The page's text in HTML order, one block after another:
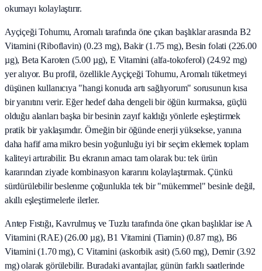
okumayı kolaylaştırır.
Ayçiçeği Tohumu, Aromalı tarafında öne çıkan başlıklar arasında B2
Vitamini (Riboflavin) (0.23 mg), Bakir (1.75 mg), Besin folati (226.00
µg), Beta Karoten (5.00 µg), E Vitamini (alfa-tokoferol) (24.92 mg)
yer alıyor. Bu profil, özellikle Ayçiçeği Tohumu, Aromalı tüketmeyi
düşünen kullanıcıya "hangi konuda artı sağlıyorum" sorusunun kısa
bir yanıtını verir. Eğer hedef daha dengeli bir öğün kurmaksa, güçlü
olduğu alanları başka bir besinin zayıf kaldığı yönlerle eşleştirmek
pratik bir yaklaşımdır. Örneğin bir öğünde enerji yüksekse, yanına
daha hafif ama mikro besin yoğunluğu iyi bir seçim eklemek toplam
kaliteyi artırabilir. Bu ekranın amacı tam olarak bu: tek ürün
kararından ziyade kombinasyon kararını kolaylaştırmak. Çünkü
sürdürülebilir beslenme çoğunlukla tek bir "mükemmel" besinle değil,
akıllı eşleştirmelerle ilerler.
Antep Fıstığı, Kavrulmuş ve Tuzlu tarafında öne çıkan başlıklar ise A
Vitamini (RAE) (26.00 µg), B1 Vitamini (Tiamin) (0.87 mg), B6
Vitamini (1.70 mg), C Vitamini (askorbik asit) (5.60 mg), Demir (3.92
mg) olarak görülebilir. Buradaki avantajlar, günün farklı saatlerinde